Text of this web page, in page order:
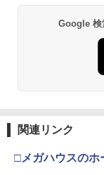
Google 検
関連リンク
□メガハウスのホ